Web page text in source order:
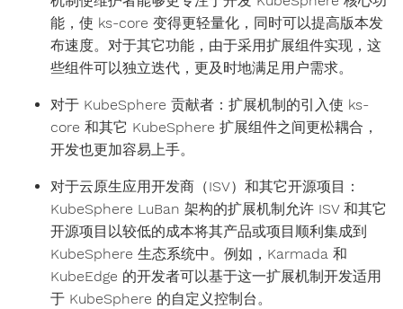
能，使 ks-core 变得更轻量化，同时可以提高版本发
布速度。对于其它功能，由于采用扩展组件实现，这
些组件可以独立迭代，更及时地满足用户需求。
对于 KubeSphere 贡献者：扩展机制的引入使 ks-
core 和其它 KubeSphere 扩展组件之间更松耦合，
开发也更加容易上手。
对于云原生应用开发商（ISV）和其它开源项目：
KubeSphere LuBan 架构的扩展机制允许 ISV 和其它
开源项目以较低的成本将其产品或项目顺利集成到
KubeSphere 生态系统中。例如，Karmada 和
KubeEdge 的开发者可以基于这一扩展机制开发适用
于 KubeSphere 的自定义控制台。